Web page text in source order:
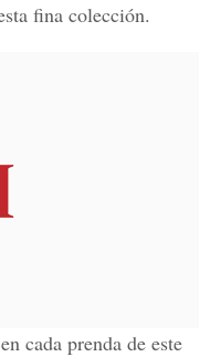
fina colección.
cada prenda de este